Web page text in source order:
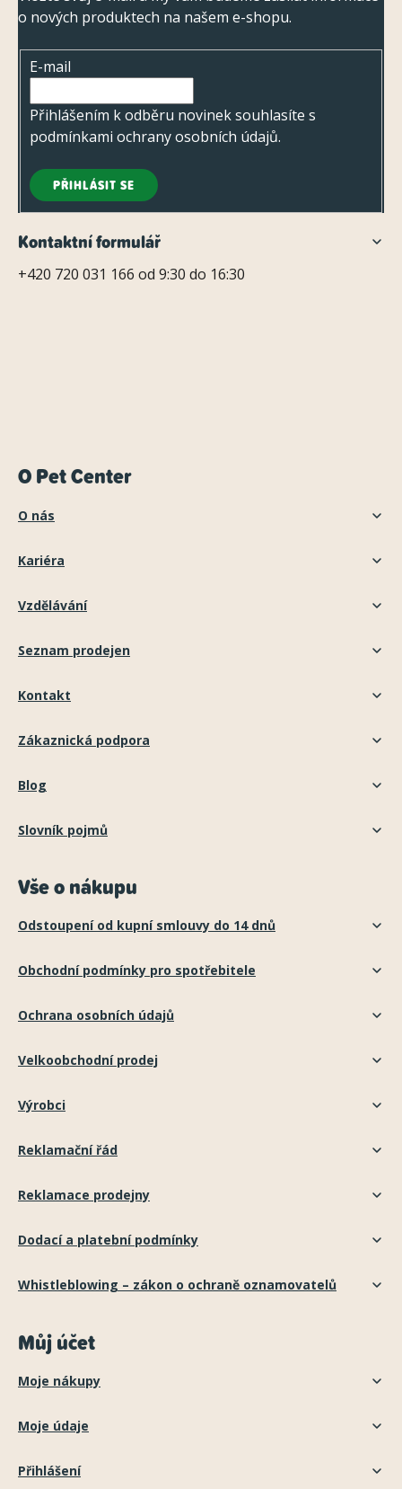
o nových produktech na našem e-shopu.
E-mail
Přihlášením k odběru novinek souhlasíte s
podmínkami ochrany osobních údajů.
PŘIHLÁSIT SE
Kontaktní formulář
+420 720 031 166 od 9:30 do 16:30
O Pet Center
O nás
Kariéra
Vzdělávání
Seznam prodejen
Kontakt
Zákaznická podpora
Blog
Slovník pojmů
Vše o nákupu
Odstoupení od kupní smlouvy do 14 dnů
Obchodní podmínky pro spotřebitele
Ochrana osobních údajů
Velkoobchodní prodej
Výrobci
Reklamační řád
Reklamace prodejny
Dodací a platební podmínky
Whistleblowing – zákon o ochraně oznamovatelů
Můj účet
Moje nákupy
Moje údaje
Přihlášení